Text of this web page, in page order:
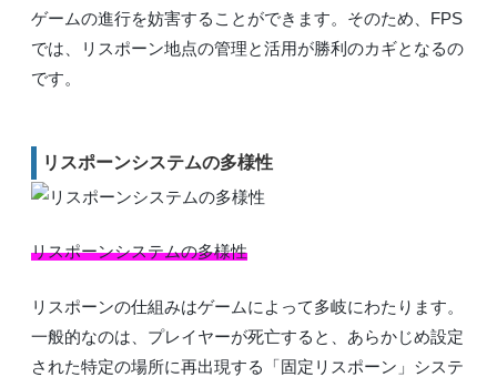
ゲームの進行を妨害することができます。そのため、FPS
では、リスポーン地点の管理と活用が勝利のカギとなるの
です。
リスポーンシステムの多様性
リスポーンシステムの多様性
リスポーンの仕組みはゲームによって多岐にわたります。
一般的なのは、プレイヤーが死亡すると、あらかじめ設定
された特定の場所に再出現する「固定リスポーン」システ